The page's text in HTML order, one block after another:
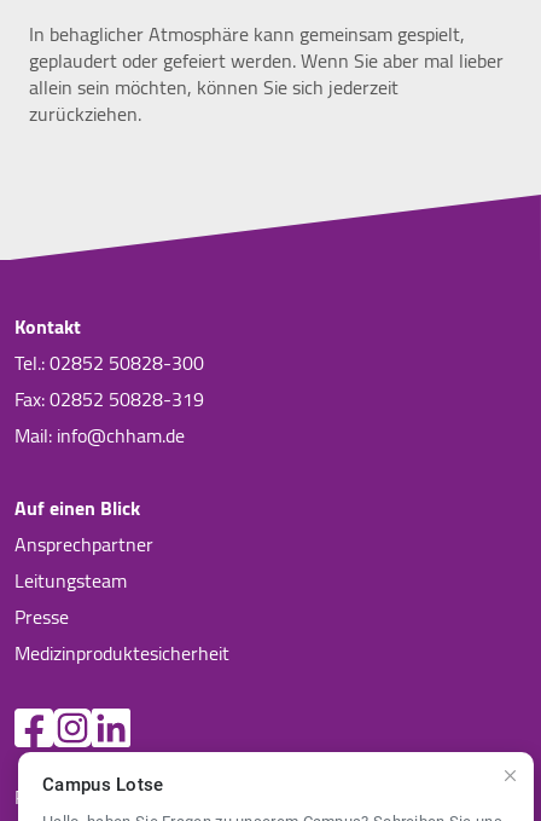
In behaglicher Atmosphäre kann gemeinsam gespielt,
geplaudert oder gefeiert werden. Wenn Sie aber mal lieber
allein sein möchten, können Sie sich jederzeit
zurückziehen.
Kontakt
Tel.: 02852 50828-300
Fax: 02852 50828-319
Mail: info@chham.de
Auf einen Blick
Ansprechpartner
Leitungsteam
Presse
Medizinproduktesicherheit
Richtlinien Datenschutz
Campus Lotse